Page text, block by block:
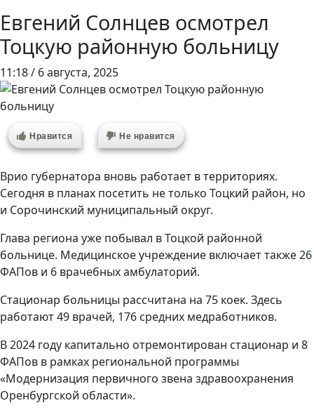
Евгений Солнцев осмотрел
Тоцкую районную больницу
11:18 / 6 августа, 2025
Нравится Не нравится
Врио губернатора вновь работает в территориях.
Сегодня в планах посетить не только Тоцкий район, но
и Сорочинский муниципальный округ.
Глава региона уже побывал в Тоцкой районной
больнице. Медицинское учреждение включает также 26
ФАПов и 6 врачебных амбулаторий.
Стационар больницы рассчитана на 75 коек. Здесь
работают 49 врачей, 176 средних медработников.
В 2024 году капитально отремонтирован стационар и 8
ФАПов в рамках региональной программы
«Модернизация первичного звена здравоохранения
Оренбургской области».